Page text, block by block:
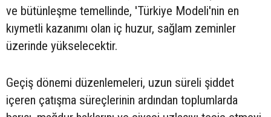
ve bütünleşme temellinde, 'Türkiye Modeli'nin en
kıymetli kazanımı olan iç huzur, sağlam zeminler
üzerinde yükselecektir.
Geçiş dönemi düzenlemeleri, uzun süreli şiddet
içeren çatışma süreçlerinin ardından toplumlarda